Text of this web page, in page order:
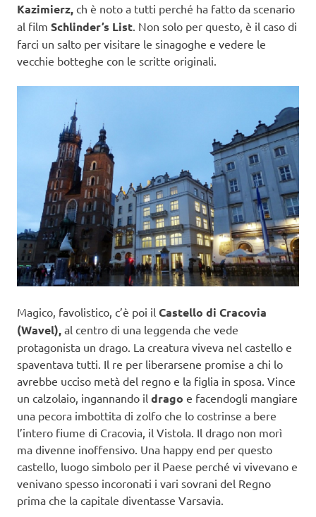
Kazimierz, ch è noto a tutti perché ha fatto da scenario
al film Schlinder’s List. Non solo per questo, è il caso di
farci un salto per visitare le sinagoghe e vedere le
vecchie botteghe con le scritte originali.
Magico, favolistico, c’è poi il Castello di Cracovia
(Wavel), al centro di una leggenda che vede
protagonista un drago. La creatura viveva nel castello e
spaventava tutti. Il re per liberarsene promise a chi lo
avrebbe ucciso metà del regno e la figlia in sposa. Vince
un calzolaio, ingannando il drago e facendogli mangiare
una pecora imbottita di zolfo che lo costrinse a bere
l’intero fiume di Cracovia, il Vistola. Il drago non morì
ma divenne inoffensivo. Una happy end per questo
castello, luogo simbolo per il Paese perché vi vivevano e
venivano spesso incoronati i vari sovrani del Regno
prima che la capitale diventasse Varsavia.